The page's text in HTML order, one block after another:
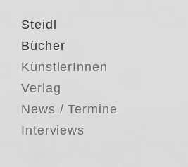
Steidl
Bücher
KünstlerInnen
Verlag
News / Termine
Interviews